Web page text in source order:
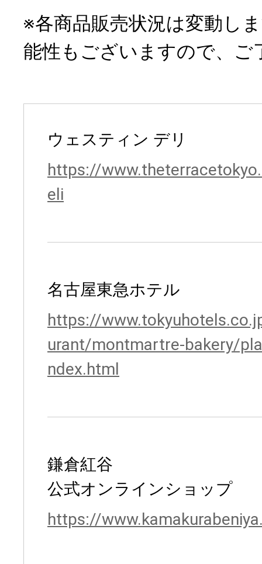
※各商品販売状況は変動し
能性もございますので、ご
ウェスティン デリ
https://
eli
名古屋東急ホテル
https://
urant/montmartre-bakery/
ndex.html
鎌倉紅谷
公式オンラインショップ
https://